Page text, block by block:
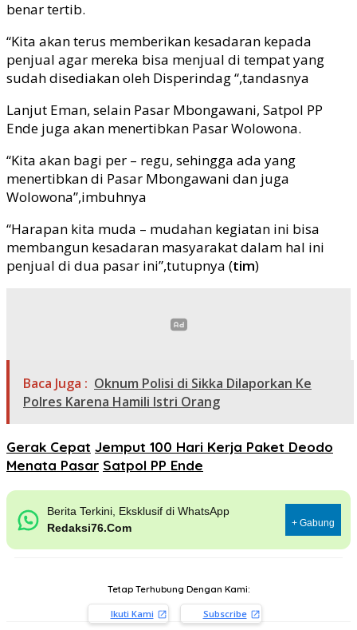
benar tertib.
“Kita akan terus memberikan kesadaran kepada
penjual agar mereka bisa menjual di tempat yang
sudah disediakan oleh Disperindag “,tandasnya
Lanjut Eman, selain Pasar Mbongawani, Satpol PP
Ende juga akan menertibkan Pasar Wolowona.
“Kita akan bagi per – regu, sehingga ada yang
menertibkan di Pasar Mbongawani dan juga
Wolowona”,imbuhnya
“Harapan kita muda – mudahan kegiatan ini bisa
membangun kesadaran masyarakat dalam hal ini
penjual di dua pasar ini”,tutupnya (tim)
Baca Juga : Oknum Polisi di Sikka Dilaporkan Ke
Polres Karena Hamili Istri Orang
Gerak Cepat Jemput 100 Hari Kerja Paket Deodo
Menata Pasar Satpol PP Ende
Berita Terkini, Eksklusif di WhatsApp
Redaksi76.Com
+ Gabung
Tetap Terhubung Dengan Kami:
Ikuti Kami Subscribe